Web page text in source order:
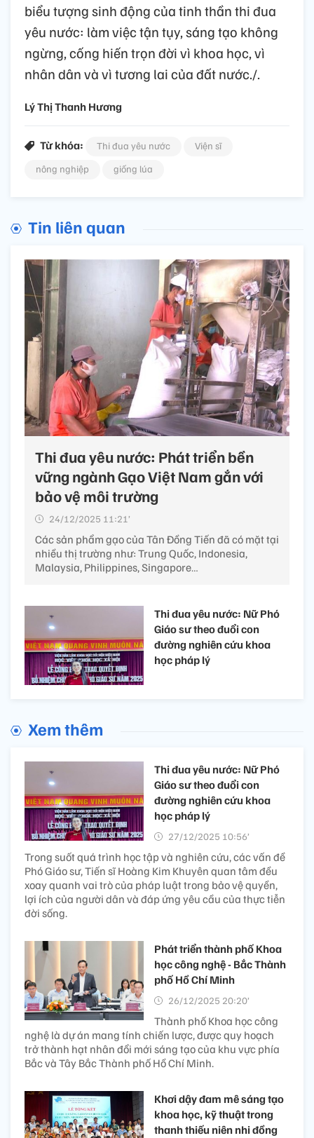
biểu tượng sinh động của tinh thần thi đua
yêu nước: làm việc tận tụy, sáng tạo không
ngừng, cống hiến trọn đời vì khoa học, vì
nhân dân và vì tương lai của đất nước./.
Lý Thị Thanh Hương
Từ khóa: Thi đua yêu nước
Viện sĩ
nông nghiệp
giống lúa
Tin liên quan
Thi đua yêu nước: Phát triển bền
vững ngành Gạo Việt Nam gắn với
bảo vệ môi trường
24/12/2025 11:21’
Các sản phẩm gạo của Tân Đồng Tiến đã có mặt tại
nhiều thị trường như: Trung Quốc, Indonesia,
Malaysia, Philippines, Singapore…
Thi đua yêu nước: Nữ Phó
Giáo sư theo đuổi con
đường nghiên cứu​ khoa
học pháp lý
Xem thêm
Thi đua yêu nước: Nữ Phó
Giáo sư theo đuổi con
đường nghiên cứu​ khoa
học pháp lý
27/12/2025 10:56’
Trong suốt quá trình học tập và nghiên cứu, các vấn đề
Phó Giáo sư, Tiến sĩ Hoàng Kim Khuyên quan tâm đều
xoay quanh vai trò của pháp luật trong bảo vệ quyền,
lợi ích của người dân và đáp ứng yêu cầu của thực tiễn
đời sống.
Phát triển thành phố Khoa
học công nghệ - Bắc Thành
phố Hồ Chí Minh
26/12/2025 20:20’
Thành phố Khoa học công
nghệ là dự án mang tính chiến lược, được quy hoạch
trở thành hạt nhân đổi mới sáng tạo của khu vực phía
Bắc và Tây Bắc Thành phố Hồ Chí Minh.
Khơi dậy đam mê sáng tạo
khoa học, kỹ thuật trong
thanh thiếu niên nhi đồng